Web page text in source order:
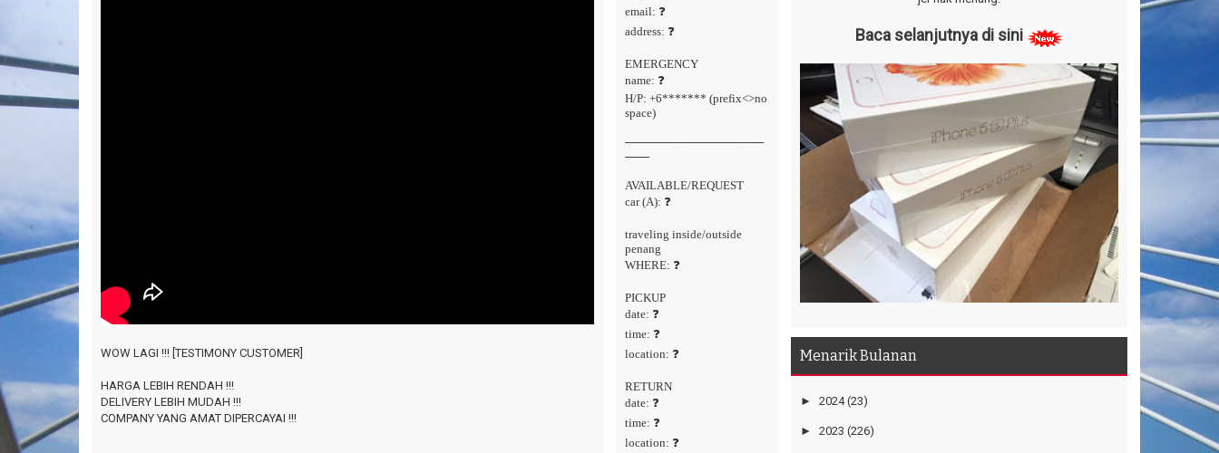
WOW LAGI !!! [TESTIMONY CUSTOMER]
HARGA LEBIH RENDAH !!!
DELIVERY LEBIH MUDAH !!!
COMPANY YANG AMAT DIPERCAYAI !!!
email: ❓
address: ❓
EMERGENCY
name: ❓
H/P: +6******* (prefix<>no
space)
─────────────────
───
AVAILABLE/REQUEST
car (A): ❓
traveling inside/outside
penang
WHERE: ❓
PICKUP
date: ❓
time: ❓
location: ❓
RETURN
date: ❓
time: ❓
location: ❓
Baca selanjutnya di sini
Menarik Bulanan
► 2024 (23)
► 2023 (226)